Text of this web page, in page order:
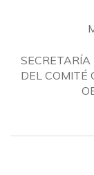
DEL COMITÉ